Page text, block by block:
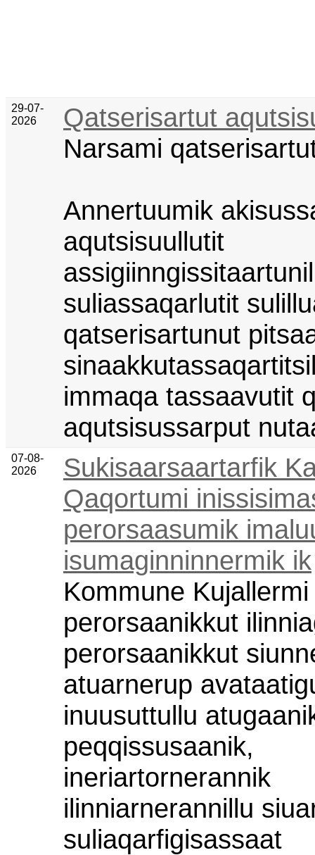
29-07-
2026
Qatserisartut
Narsami
Annertuumik
aqutsisuullutit
suliassaqarlutit
qatserisartunut
immaqa tassaavutit
aqutsisussarput
07-08-
2026
Sukisaarsaartarfik
Qaqortumi
perorsaasumik
isumaginninnermik ik
Kommune
perorsaanikkut
perorsaanikkut
atuarnerup
inuusuttullu
peqqissusaanik,
ineriartornerannik
ilinniarnerannillu
suliaqarfigisassaat